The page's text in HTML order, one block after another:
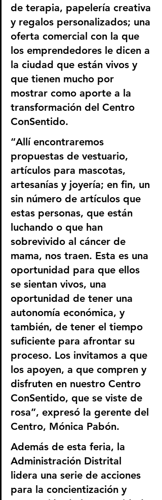
de terapia, papelería creativa
y regalos personalizados; una
oferta comercial con la que
los emprendedores le dicen a
la ciudad que están vivos y
que tienen mucho por
mostrar como aporte a la
transformación del Centro
ConSentido.
“Allí encontraremos
propuestas de vestuario,
artículos para mascotas,
artesanías y joyería; en fin, un
sin número de artículos que
estas personas, que están
luchando o que han
sobrevivido al cáncer de
mama, nos traen. Esta es una
oportunidad para que ellos
se sientan vivos, una
oportunidad de tener una
autonomía económica, y
también, de tener el tiempo
suficiente para afrontar su
proceso. Los invitamos a que
los apoyen, a que compren y
disfruten en nuestro Centro
ConSentido, que se viste de
rosa”, expresó la gerente del
Centro, Mónica Pabón.
Además de esta feria, la
Administración Distrital
lidera una serie de acciones
para la concientización y